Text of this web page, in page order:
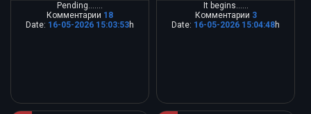
Pending…....
Комментарии 18
Date: 16-05-2026 15:03:53h
It begins…...
Комментарии 3
Date: 16-05-2026 15:04:48h